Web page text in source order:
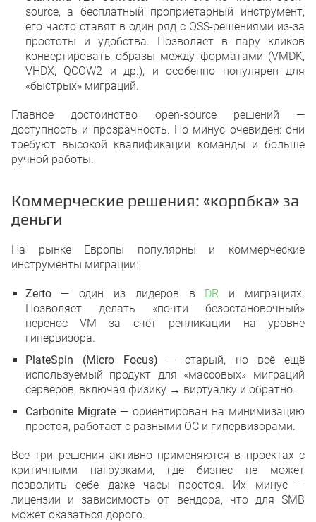
source, а бесплатный проприетарный инструмент,
его часто ставят в один ряд с OSS-решениями из-за
простоты и удобства. Позволяет в пару кликов
конвертировать образы между форматами (VMDK,
VHDX, QCOW2 и др.), и особенно популярен для
«быстрых» миграций.
Главное достоинство open-source решений —
доступность и прозрачность. Но минус очевиден: они
требуют высокой квалификации команды и больше
ручной работы.
Коммерческие решения: «коробка» за
деньги
На рынке Европы популярны и коммерческие
инструменты миграции:
Zerto— один из лидеров в DR и миграциях.
Позволяет делать «почти безостановочный»
перенос VM за счёт репликации на уровне
гипервизора.
PlateSpin (Micro Focus) — старый, но всё ещё
используемый продукт для «массовых» миграций
серверов, включая физику → виртуалку и обратно.
Carbonite Migrate— ориентирован на минимизацию
простоя, работает с разными ОС и гипервизорами.
Все три решения активно применяются в проектах с
критичными нагрузками, где бизнес не может
позволить себе даже часы простоя. Их минус —
лицензии и зависимость от вендора, что для SMB
может оказаться дорого.